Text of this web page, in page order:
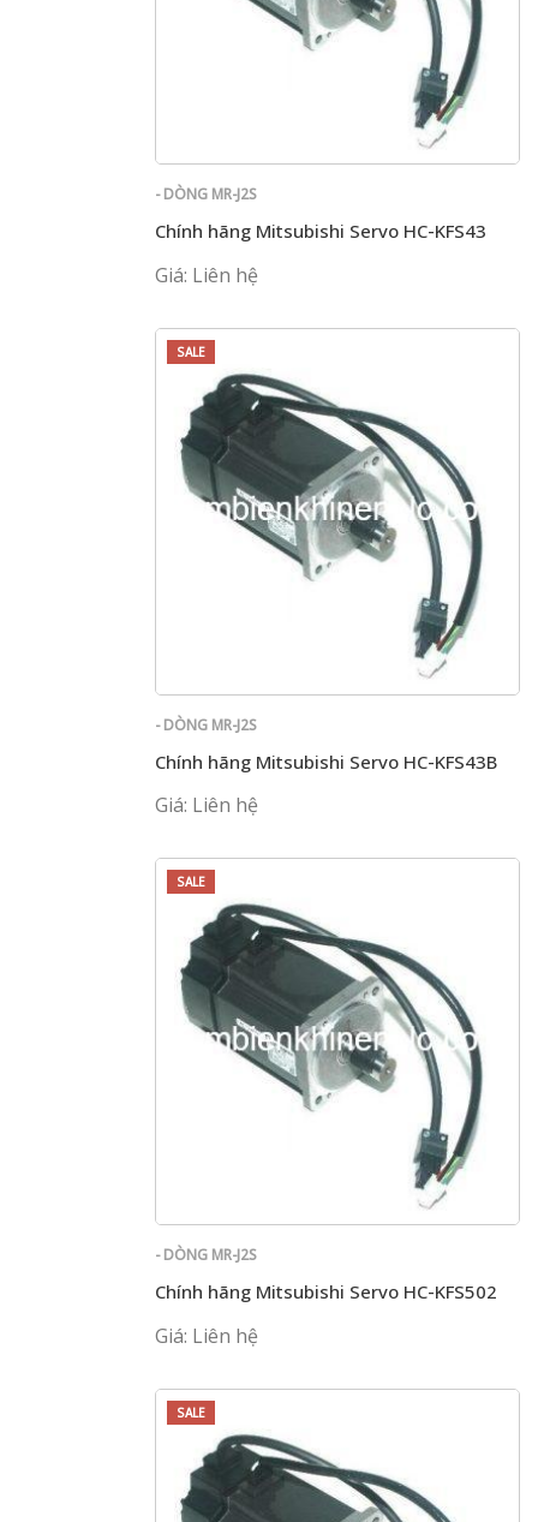
- DÒNG MR-J2S
Chính hãng Mitsubishi Servo HC-KFS43
Giá: Liên hệ
SALE
- DÒNG MR-J2S
Chính hãng Mitsubishi Servo HC-KFS43B
Giá: Liên hệ
SALE
- DÒNG MR-J2S
Chính hãng Mitsubishi Servo HC-KFS502
Giá: Liên hệ
SALE